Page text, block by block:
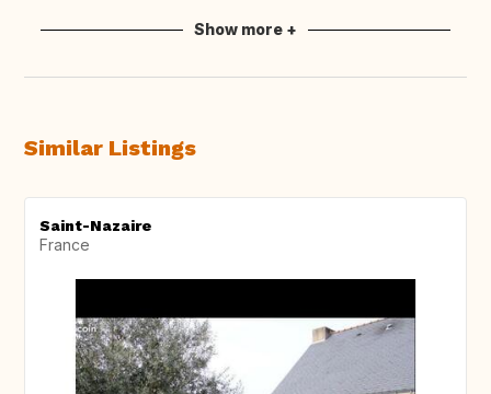
Show more +
Similar Listings
Saint-Nazaire
France